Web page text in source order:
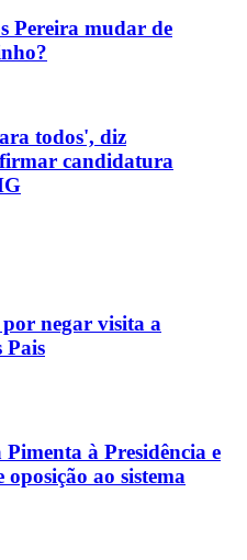
Pereira mudar de
todos', diz
candidatura
negar visita a
Pais
à Presidência e
ao sistema